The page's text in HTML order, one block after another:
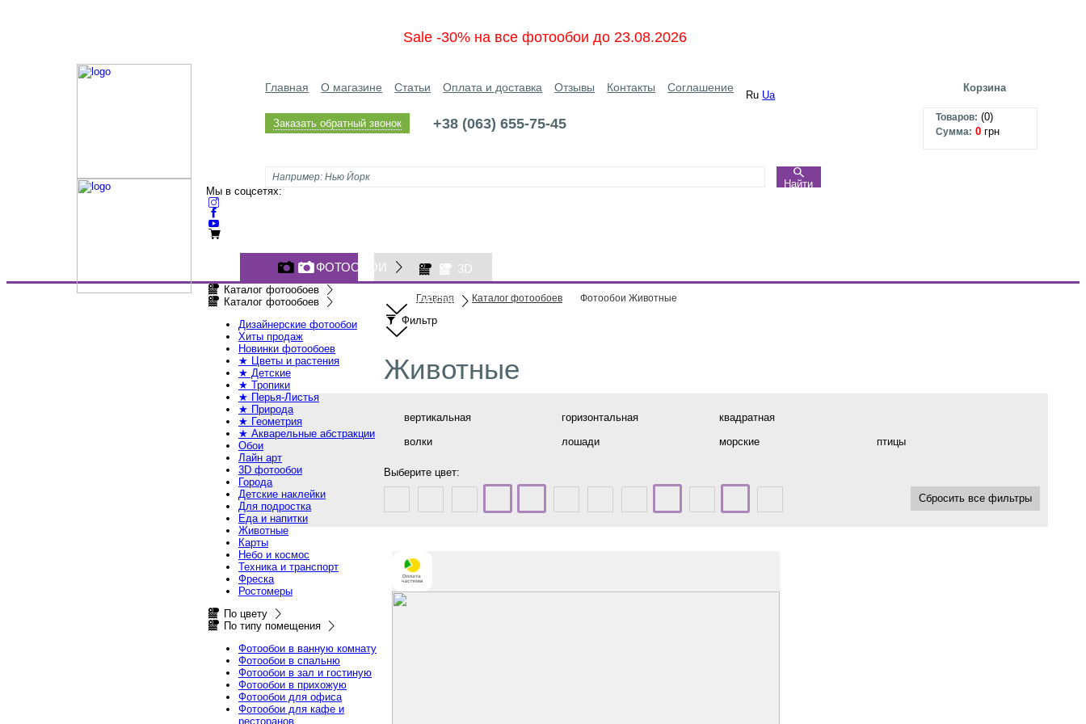
Sale -30% на все фотообои до 23.08.2026
Главная О магазине Статьи Оплата и доставка Отзывы Контакты Соглашение
Ru Ua
Заказать обратный звонок +38 (063) 655-75-45
Найти
Корзина
Товаров: (0)
Сумма: 0 грн
Мы в соцсетях:
ФОТООБОИ 3D
ОБОИ
Каталог фотообоев
Каталог фотообоев
Дизайнерские фотообои
Хиты продаж
Новинки фотообоев
★ Цветы и растения
★ Детские
★ Тропики
★ Перья-Листья
★ Природа
★ Геометрия
★ Акварельные абстракции
Обои
Лайн арт
3D фотообои
Города
Детские наклейки
Для подростка
Еда и напитки
Животные
Карты
Небо и космос
Техника и транспорт
Фреска
Ростомеры
По цвету
По типу помещения
Фотообои в ванную комнату
Фотообои в спальню
Фотообои в зал и гостиную
Фотообои в прихожую
Фотообои для офиса
Фотообои для кафе и
ресторанов
Главная Каталог фотообоев Фотообои Животные
Фильтр
Животные
вертикальная горизонтальная
квадратная
волки
лошади морские птицы
Выберите цвет:
Сбросить все фильтры